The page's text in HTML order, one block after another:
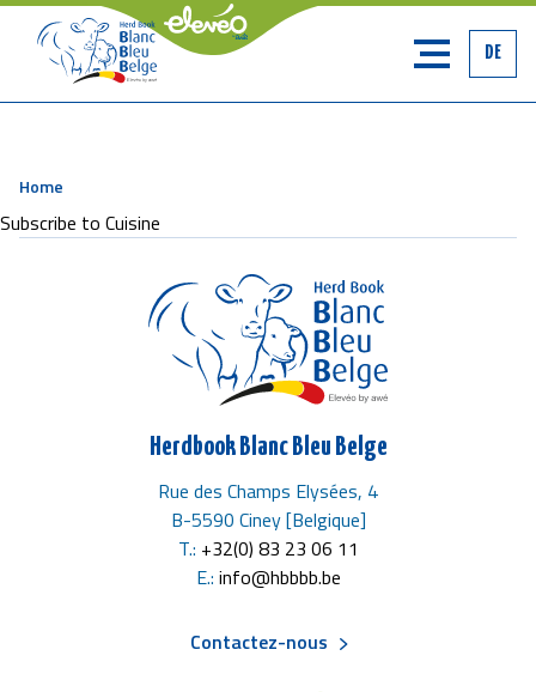
DE
Breadcrumb
Home
Subscribe to Cuisine
Herdbook Blanc Bleu Belge
Rue des Champs Elysées, 4
B-5590 Ciney [Belgique]
T.: +32(0) 83 23 06 11
E.: info@hbbbb.be
Contactez-nous